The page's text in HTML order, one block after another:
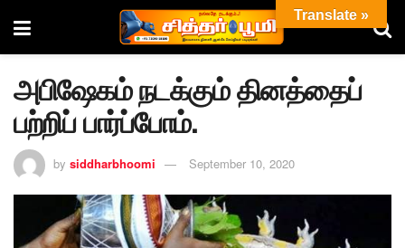
அபிஷேகம் நடக்கும் தினத்தைப்
பற்றிப் பார்ப்போம்.
by siddharbhoomi September 10, 2020
Translate »